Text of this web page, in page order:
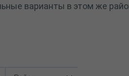
варианты в этом же